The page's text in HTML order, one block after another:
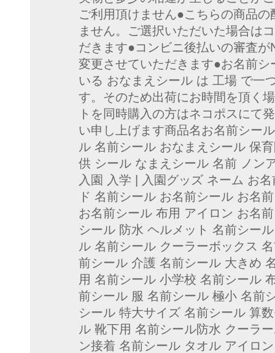
ご利用頂けません●こちらの商品
ません。ご選択いただいた場合は
だきます●コンビニ後払いの審査
変更させていただきます●お名前
いる おなまえシール は 工場 で一
す。そのため出荷にお時間を頂く
トを同時購入の方はネコポスにて
い申し上げます商品名お名前シー
ル 名前シール おなまえシール 保
供 シール なまえシール 名前 ノン
入園 入学 | 入園グッズ ネーム お
ド 名前シール お名前シール お名
お名前シール 布用 アイロン お名
シール 防水 ヘルメット 名前シー
ル 名前シール クーラーボックス
前シール 介護 名前シール 大きめ
用 名前シール 小学校 名前シール
前シール 服 名前シール 極小 名前
シール 特大サイズ 名前シール 算
ル 靴下用 名前シール防水 クーラ
ン接着 名前シール タオル アイロ